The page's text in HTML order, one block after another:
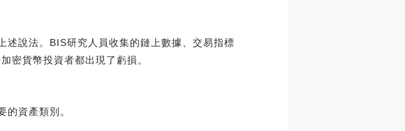
述說法。BIS研究人員收集的鏈上數據、交易指標
密貨幣投資者都出現了虧損。
資產類別。